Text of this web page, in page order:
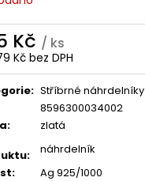
Kč / ks
Kč bez DPH
: Stříbrné náhrdelníky
8596300034002
:
zlatá
:
náhrdelník
: Ag 925/1000